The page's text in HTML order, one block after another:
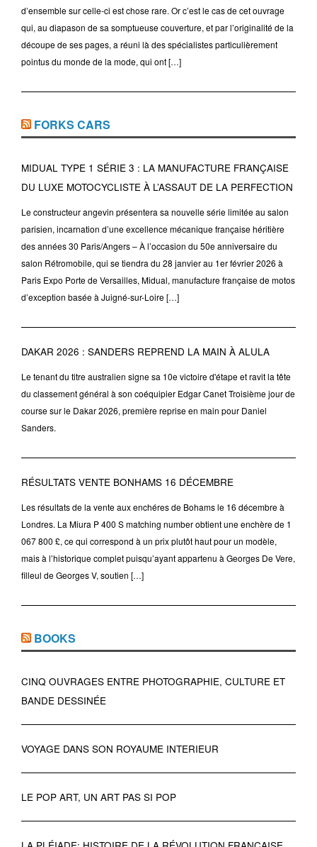
d’ensemble sur celle-ci est chose rare. Or c’est le cas de cet ouvrage
qui, au diapason de sa somptueuse couverture, et par l’originalité de la
découpe de ses pages, a réuni là des spécialistes particulièrement
pointus du monde de la mode, qui ont […]
FORKS CARS
MIDUAL TYPE 1 SÉRIE 3 : LA MANUFACTURE FRANÇAISE
DU LUXE MOTOCYCLISTE À L’ASSAUT DE LA PERFECTION
Le constructeur angevin présentera sa nouvelle série limitée au salon
parisien, incarnation d’une excellence mécanique française héritière
des années 30 Paris/Angers – À l’occasion du 50e anniversaire du
salon Rétromobile, qui se tiendra du 28 janvier au 1er février 2026 à
Paris Expo Porte de Versailles, Midual, manufacture française de motos
d’exception basée à Juigné-sur-Loire […]
DAKAR 2026 : SANDERS REPREND LA MAIN À ALULA
Le tenant du titre australien signe sa 10e victoire d'étape et ravit la tête
du classement général à son coéquipier Edgar Canet Troisième jour de
course sur le Dakar 2026, première reprise en main pour Daniel
Sanders.
RÉSULTATS VENTE BONHAMS 16 DÉCEMBRE
Les résultats de la vente aux enchéres de Bohams le 16 décembre à
Londres. La Miura P 400 S matching number obtient une enchère de 1
067 800 £, ce qui correspond à un prix plutôt haut pour un modèle,
mais à l’historique complet puisqu’ayant appartenu à Georges De Vere,
filleul de Georges V, soutien […]
BOOKS
CINQ OUVRAGES ENTRE PHOTOGRAPHIE, CULTURE ET
BANDE DESSINÉE
VOYAGE DANS SON ROYAUME INTERIEUR
LE POP ART, UN ART PAS SI POP